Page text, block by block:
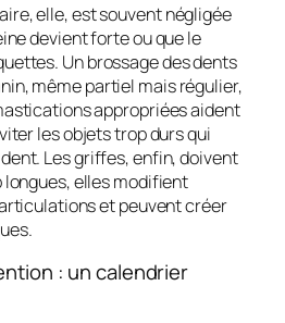
elle, est souvent négligée
devient forte ou que le
Un brossage des dents
même partiel mais régulier,
appropriées aident
les objets trop durs qui
Les griffes, enfin, doivent
elles modifient
et peuvent créer
: un calendrier